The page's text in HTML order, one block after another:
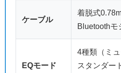
ケーブル
着脱式
Bluetoothモ
EQモード
4種類（ミ
スタンダー